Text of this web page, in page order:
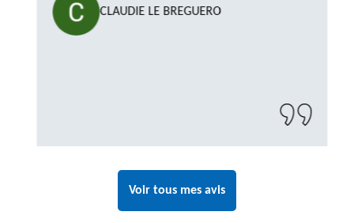
CLAUDIE LE BREGUERO
Voir tous mes avis